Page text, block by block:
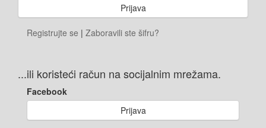
Registrujte se | Zaboravili ste šifru?
...ili koristeći račun na socijalnim mrežama.
Facebook
Prijava